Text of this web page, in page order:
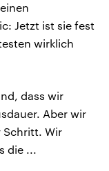
Jetzt ist sie fest
wirklich
dass wir
Aber wir
Schritt. Wir
die ...